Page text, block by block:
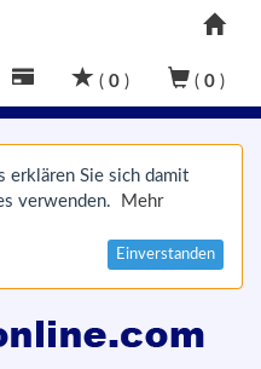
( 0 ) ( 0 )
erklären Sie sich damit
verwenden.
Mehr
Einverstanden